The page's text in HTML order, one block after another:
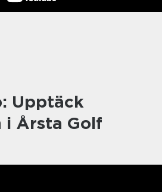
Upptäck
i Årsta Golf